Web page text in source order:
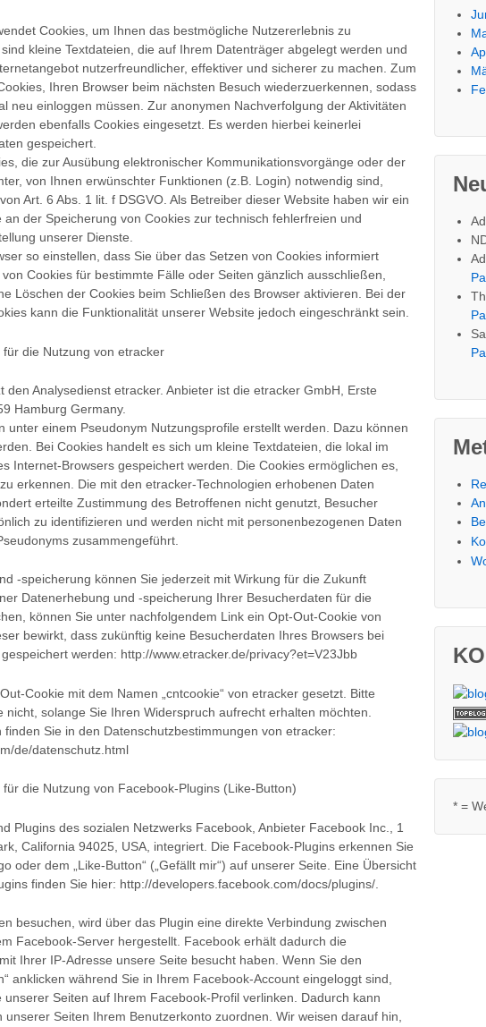
Cookies, um Ihnen das bestmögliche Nutzererlebnis zu
kleine Textdateien, die auf Ihrem Datenträger abgelegt werden und
nutzerfreundlicher, effektiver und sicherer zu machen. Zum
Ihren Browser beim nächsten Besuch wiederzuerkennen, sodass
neu einloggen müssen. Zur anonymen Nachverfolgung der Aktivitäten
ebenfalls Cookies eingesetzt. Es werden hierbei keinerlei
gespeichert.
die zur Ausübung elektronischer Kommunikationsvorgänge oder der
von Ihnen erwünschter Funktionen (z.B. Login) notwendig sind,
Art. 6 Abs. 1 lit. f DSGVO. Als Betreiber dieser Website haben wir ein
an der Speicherung von Cookies zur technisch fehlerfreien und
unserer Dienste.
so einstellen, dass Sie über das Setzen von Cookies informiert
Cookies für bestimmte Fälle oder Seiten gänzlich ausschließen,
Löschen der Cookies beim Schließen des Browser aktivieren. Bei der
kann die Funktionalität unserer Website jedoch eingeschränkt sein.
die Nutzung von etracker
den Analysedienst etracker. Anbieter ist die etracker GmbH, Erste
Hamburg Germany.
unter einem Pseudonym Nutzungsprofile erstellt werden. Dazu können
Bei Cookies handelt es sich um kleine Textdateien, die lokal im
Internet-Browsers gespeichert werden. Die Cookies ermöglichen es,
erkennen. Die mit den etracker-Technologien erhobenen Daten
erteilte Zustimmung des Betroffenen nicht genutzt, Besucher
zu identifizieren und werden nicht mit personenbezogenen Daten
zusammengeführt.
-speicherung können Sie jederzeit mit Wirkung für die Zukunft
Datenerhebung und -speicherung Ihrer Besucherdaten für die
können Sie unter nachfolgendem Link ein Opt-Out-Cookie von
bewirkt, dass zukünftig keine Besucherdaten Ihres Browsers bei
werden: http://www.etracker.de/privacy?et=V23Jbb
Cookie mit dem Namen „cntcookie“ von etracker gesetzt. Bitte
nicht, solange Sie Ihren Widerspruch aufrecht erhalten möchten.
Sie in den Datenschutzbestimmungen von etracker:
de/datenschutz.html
die Nutzung von Facebook-Plugins (Like-Button)
Plugins des sozialen Netzwerks Facebook, Anbieter Facebook Inc., 1
California 94025, USA, integriert. Die Facebook-Plugins erkennen Sie
oder dem „Like-Button“ („Gefällt mir“) auf unserer Seite. Eine Übersicht
finden Sie hier: http://developers.facebook.com/docs/plugins/.
besuchen, wird über das Plugin eine direkte Verbindung zwischen
Facebook-Server hergestellt. Facebook erhält dadurch die
Ihrer IP-Adresse unsere Seite besucht haben. Wenn Sie den
anklicken während Sie in Ihrem Facebook-Account eingeloggt sind,
unserer Seiten auf Ihrem Facebook-Profil verlinken. Dadurch kann
unserer Seiten Ihrem Benutzerkonto zuordnen. Wir weisen darauf hin,
* =